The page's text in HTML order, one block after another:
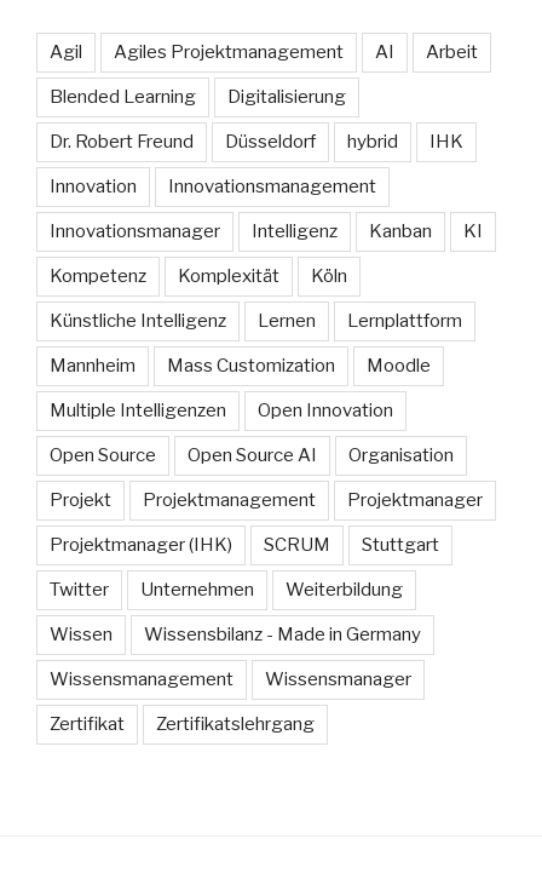
Agil Agiles Projektmanagement AI Arbeit
Blended Learning Digitalisierung
Dr. Robert Freund Düsseldorf hybrid IHK
Innovation Innovationsmanagement
Innovationsmanager Intelligenz Kanban KI
Kompetenz Komplexität Köln
Künstliche Intelligenz Lernen Lernplattform
Mannheim Mass Customization Moodle
Multiple Intelligenzen Open Innovation
Open Source Open Source AI Organisation
Projekt Projektmanagement Projektmanager
Projektmanager (IHK) SCRUM Stuttgart
Twitter Unternehmen Weiterbildung
Wissen Wissensbilanz - Made in Germany
Wissensmanagement Wissensmanager
Zertifikat Zertifikatslehrgang